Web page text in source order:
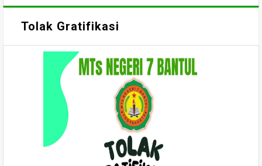
Tolak Gratifikasi